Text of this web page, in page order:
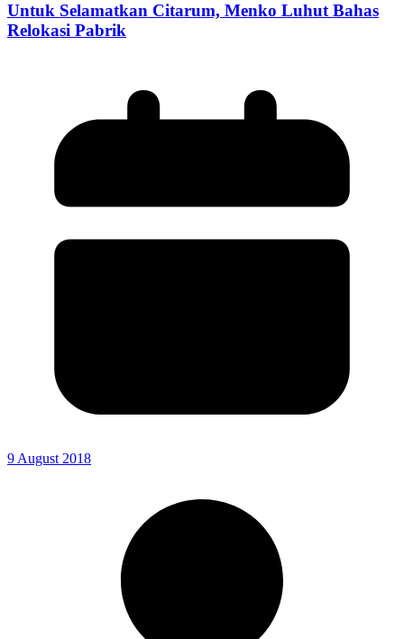
Untuk Selamatkan Citarum, Menko Luhut Bahas
Relokasi Pabrik
9 August 2018